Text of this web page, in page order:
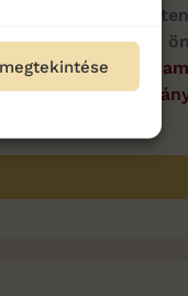
annak
minősül, és
utazás